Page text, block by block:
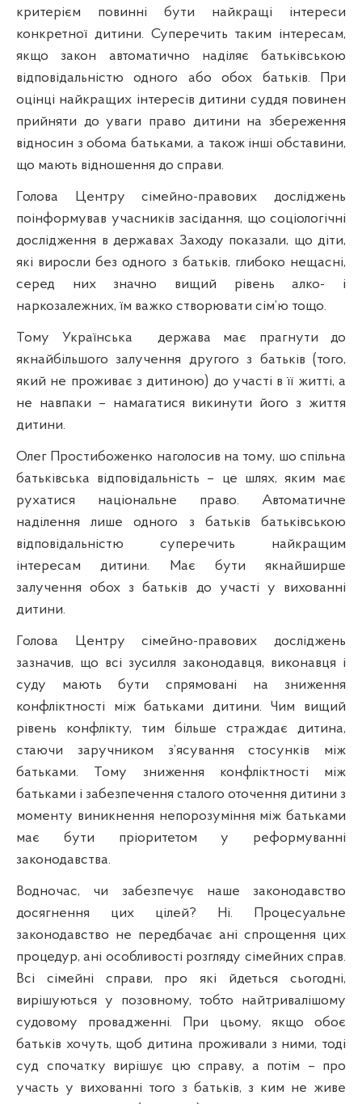
критерієм повинні бути найкращі інтереси
конкретної дитини. Суперечить таким інтересам,
якщо закон автоматично наділяє батьківською
відповідальністю одного або обох батьків. При
оцінці найкращих інтересів дитини суддя повинен
прийняти до уваги право дитини на збереження
відносин з обома батьками, а також інші обставини,
що мають відношення до справи.
Голова Центру сімейно-правових досліджень
поінформував учасників засідання, що соціологічні
дослідження в державах Заходу показали, що діти,
які виросли без одного з батьків, глибоко нещасні,
серед них значно вищий рівень алко- і
наркозалежних, їм важко створювати сім’ю тощо.
Тому Українська
держава має прагнути до
якнайбільшого залучення другого з батьків (того,
який не проживає з дитиною) до участі в її житті, а
не навпаки – намагатися викинути його з життя
дитини.
Олег Простибоженко наголосив на тому, шо спільна
батьківська відповідальність – це шлях, яким має
рухатися національне право. Автоматичне
наділення лише одного з батьків батьківською
відповідальністю суперечить найкращим
інтересам дитини. Має бути якнайширше
залучення обох з батьків до участі у вихованні
дитини.
Голова Центру сімейно-правових досліджень
зазначив, що всі зусилля законодавця, виконавця і
суду мають бути спрямовані на зниження
конфліктності між батьками дитини. Чим вищий
рівень конфлікту, тим більше страждає дитина,
стаючи заручником з’ясування стосунків між
батьками. Тому зниження конфліктності між
батьками і забезпечення сталого оточення дитини з
моменту виникнення непорозуміння між батьками
має бути пріоритетом у реформуванні
законодавства.
Водночас, чи забезпечує наше законодавство
досягнення цих цілей? Ні. Процесуальне
законодавство не передбачає ані спрощення цих
процедур, ані особливості розгляду сімейних справ.
Всі сімейні справи, про які йдеться сьогодні,
вирішуються у позовному, тобто найтривалішому
судовому провадженні. При цьому, якщо обоє
батьків хочуть, щоб дитина проживали з ними, тоді
суд спочатку вирішує цю справу, а потім – про
участь у вихованні того з батьків, з ким не живе